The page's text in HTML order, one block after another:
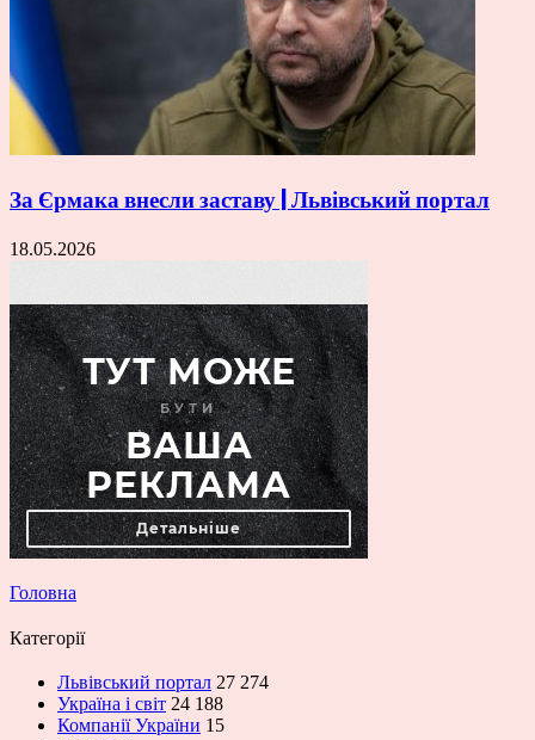
За Єрмака внесли заставу | Львівський портал
18.05.2026
Головна
Категорії
Львівський портал 27 274
Україна і світ 24 188
Компанії України 15